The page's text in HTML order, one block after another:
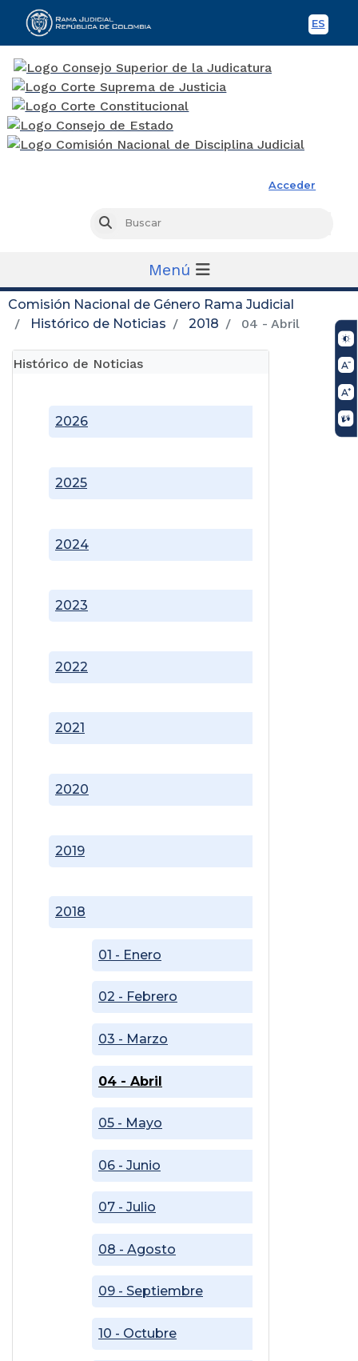
ES
Acceder
Buscar
Menú
Comisión Nacional de Género Rama Judicial
Histórico de Noticias
2018 04 - Abril
Histórico de Noticias
2018
01 - Enero
02 - Febrero
03 - Marzo
04 - Abril
05 - Mayo
06 - Junio
07 - Julio
08 - Agosto
09 - Septiembre
10 - Octubre
2019
2020
2021
2022
2023
2024
2025
2026